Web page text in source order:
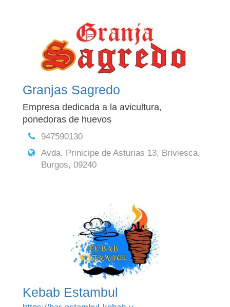
Granjas Sagredo
Empresa dedicada a la avicultura,
ponedoras de huevos
947590130
Avda. Prinicipe de Asturias 13, Briviesca,
Burgos, 09240
Kebab Estambul